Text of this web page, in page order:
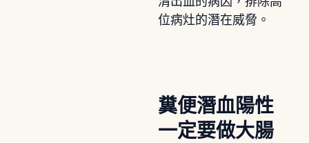
位病灶的潛在威脅。
糞便潛血陽性
一定要做大腸